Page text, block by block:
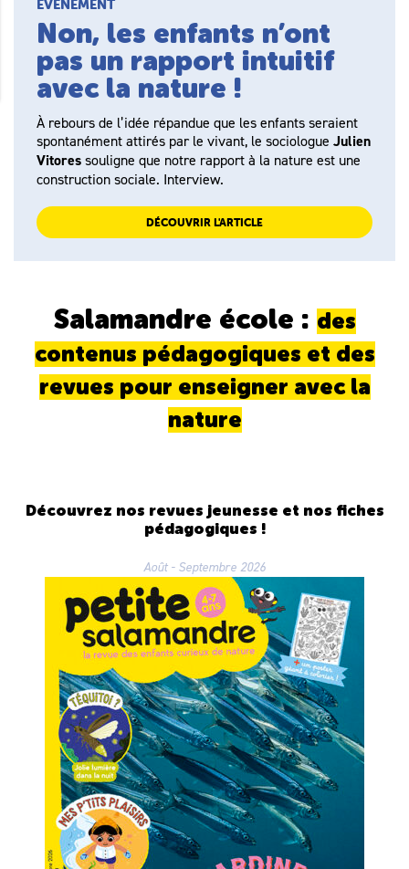
ÉVÉNEMENT
Non, les enfants n’ont
pas un rapport intuitif
avec la nature !
À rebours de l’idée répandue que les enfants seraient
spontanément attirés par le vivant, le sociologue Julien
Vitores souligne que notre rapport à la nature est une
construction sociale. Interview.
DÉCOUVRIR L'ARTICLE
Salamandre école : des
contenus pédagogiques et des
revues pour enseigner avec la
nature
Découvrez nos revues jeunesse et nos fiches
pédagogiques !
Août - Septembre 2026